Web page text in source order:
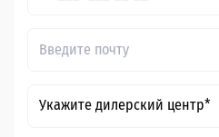
Укажите дилерский центр*